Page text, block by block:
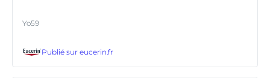
Yo59
Publié sur eucerin.fr